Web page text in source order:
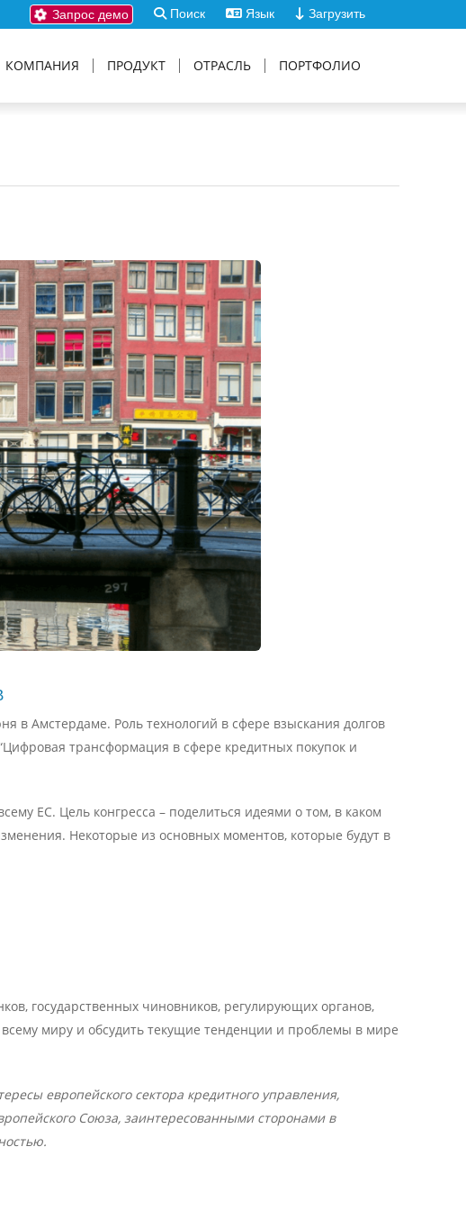
Запрос демо Поиск Язык Загрузить
КОМПАНИЯ ПРОДУКТ ОТРАСЛЬ ПОРТФОЛИО
в Амстердаме. Роль технологий в сфере взыскания долгов
трансформация в сфере кредитных покупок и
ЕС. Цель конгресса – поделиться идеями о том, в каком
Некоторые из основных моментов, которые будут в
государственных чиновников, регулирующих органов,
миру и обсудить текущие тенденции и проблемы в мире
европейского сектора кредитного управления,
Союза, заинтересованными сторонами в